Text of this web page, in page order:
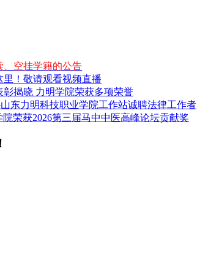
、空挂学籍的公告
！敬请观看视频直播
揭晓 力明学院荣获多项荣誉
东力明科技职业学院工作站诚聘法律工作者
荣获2026第三届马中中医高峰论坛贡献奖